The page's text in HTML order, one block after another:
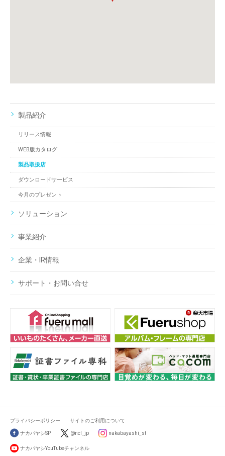
製品紹介
リリース情報
WEB版カタログ
製品取扱店
ダウンロードサービス
今月のプレゼント
ソリューション
事業紹介
企業・IR情報
サポート・お問い合せ
プライバシーポリシー サイトのご利用について
ナカバヤシSP @ncl_jp nakabayashi_st
ナカバヤシYouTubeチャンネル